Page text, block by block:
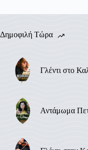
Δημοφιλή Τώρα
Γλέντι στο
Αντάμωμα